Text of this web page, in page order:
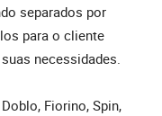
separados por
para o cliente
necessidades.
Fiorino, Spin,